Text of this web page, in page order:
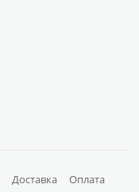
Доставка
Оплата